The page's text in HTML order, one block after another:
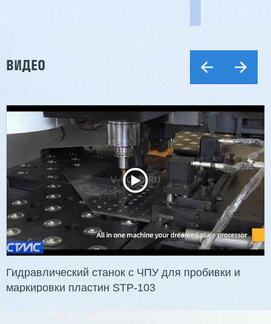
ВИДЕО
Гидравлический станок с ЧПУ для пробивки и
маркировки пластин STP-103